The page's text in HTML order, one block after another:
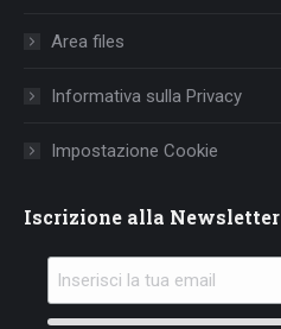
windowwindow
Area files
Informativa sulla Privacy
Impostazione Cookie
Iscrizione alla Newsletter